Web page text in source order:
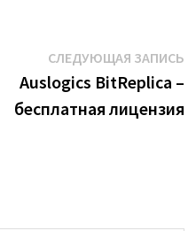
СЛЕДУЮЩАЯ ЗАПИСЬ
Auslogics BitReplica –
бесплатная лицензия